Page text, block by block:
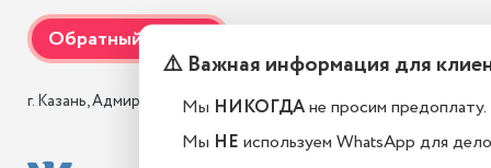
г. Казань, Адмиралтейская, 3 к1
⚠️ Важная информация для
Мы НИКОГДАне просим предоплату.
Мы НЕ используем WhatsApp для